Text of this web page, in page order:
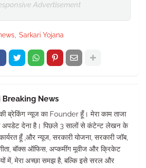
Advertisement
Sarkari Yojana
Breaking News
ब्रेकिंग न्यूज का Founder हूँ। मेरा काम ताजा
अपडेट देना है। पिछले 3 सालों से कंटेन्ट लेखन के
हूँ ,और न्यूज, सरकारी योजना, सरकारी जॉब,
बॉक्स ऑफिस, अप्कमींग मूवीज और क्रिकेट
में, मेरा अच्छा समझ है, बल्कि इसे सरल और